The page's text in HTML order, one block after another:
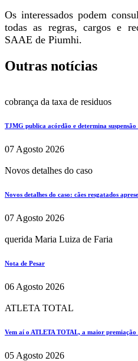
Os interessados podem
todas as regras, cargos e
SAAE de Piumhi.
Outras notícias
cobrança da taxa de residuos
TJMG publica acórdão e determina
07 Agosto 2026
Novos detalhes do caso
Novos detalhes do caso: cães resgatados
07 Agosto 2026
querida Maria Luiza de Faria
Nota de Pesar
06 Agosto 2026
ATLETA TOTAL
Vem aí o ATLETA TOTAL, a maior premiação
05 Agosto 2026